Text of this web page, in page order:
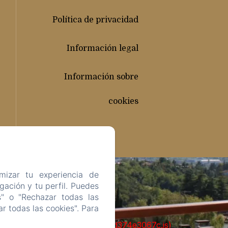
Política de privacidad
Información legal
Información sobre
cookies
65acea04403f90f9-51549dd374e3067c.js)
tu experiencia de
y tu perfil. Puedes
o "Rechazar todas las
todas las cookies". Para